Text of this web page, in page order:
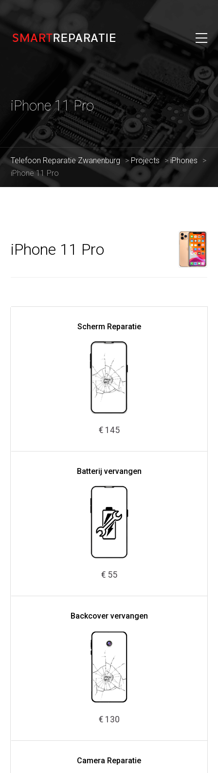
iPhone 11 Pro
Telefoon Reparatie Zwanenburg > Projects > iPhones
>
iPhone 11 Pro
iPhone 11 Pro
Scherm Reparatie
€ 145
Batterij vervangen
€ 55
Backcover vervangen
€ 130
Camera Reparatie